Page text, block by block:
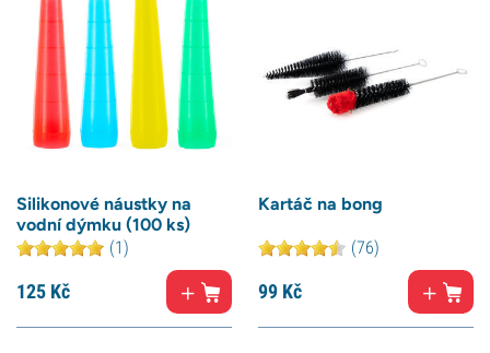
Silikonové náustky na
vodní dýmku (100 ks)
(1)
125 Kč
Kartáč na bong
(76)
99 Kč